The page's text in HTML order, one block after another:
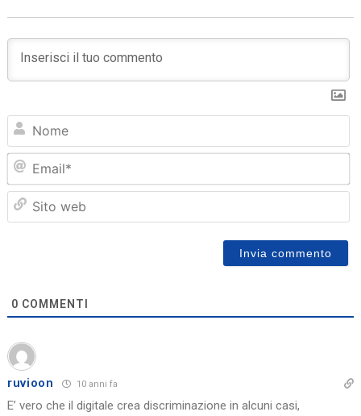
0 COMMENTI
ruvioon 10 anni fa
E’ vero che il digitale crea discriminazione in alcuni casi,